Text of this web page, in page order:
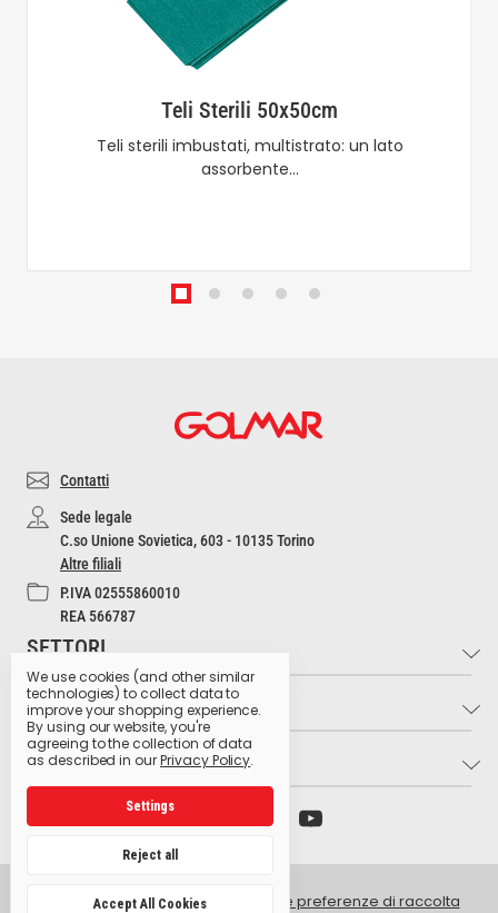
Teli Sterili 50x50cm
Teli sterili imbustati, multistrato: un lato
assorbente…
Contatti
Sede legale
C.so Unione Sovietica, 603 - 10135 Torino
Altre filiali
P.IVA 02555860010
REA 566787
SETTORI
Industria e Artigianato
Settore Medico
Settore Estetico
Hospitality
Produzione Agroalimentare
Retail e GDO
INFO
Contatti
Cultura dell'Igiene
Glossario dei pittogrammi
LINK UTILI
Archivio preparati pericolosi
Ministero della Salute
© 2026 Golmar Italia srl -
Gestisci le preferenze di raccolta
We use cookies (and other similar
technologies) to collect data to
improve your shopping experience.
By using our website, you're
agreeing to the collection of data
as described in ourPrivacy Policy.
Settings
Reject all
Accept All Cookies